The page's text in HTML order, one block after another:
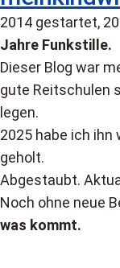
2014 gestartet,
Jahre Funkstille.
Dieser Blog war
gute Reitschulen
legen.
2025 habe ich ihn
geholt.
Abgestaubt.
Noch ohne neue
was kommt.